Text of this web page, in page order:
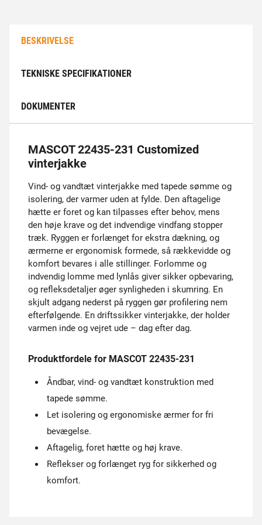
BESKRIVELSE
TEKNISKE SPECIFIKATIONER
DOKUMENTER
MASCOT 22435-231 Customized
vinterjakke
Vind- og vandtæt vinterjakke med tapede sømme og
isolering, der varmer uden at fylde. Den aftagelige
hætte er foret og kan tilpasses efter behov, mens
den høje krave og det indvendige vindfang stopper
træk. Ryggen er forlænget for ekstra dækning, og
ærmerne er ergonomisk formede, så rækkevidde og
komfort bevares i alle stillinger. Forlomme og
indvendig lomme med lynlås giver sikker opbevaring,
og refleksdetaljer øger synligheden i skumring. En
skjult adgang nederst på ryggen gør profilering nem
efterfølgende. En driftssikker vinterjakke, der holder
varmen inde og vejret ude – dag efter dag.
Produktfordele for MASCOT 22435-231
Åndbar, vind- og vandtæt konstruktion med
tapede sømme.
Let isolering og ergonomiske ærmer for fri
bevægelse.
Aftagelig, foret hætte og høj krave.
Reflekser og forlænget ryg for sikkerhed og
komfort.